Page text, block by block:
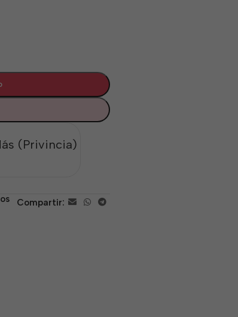
(Privincia)
Compartir: